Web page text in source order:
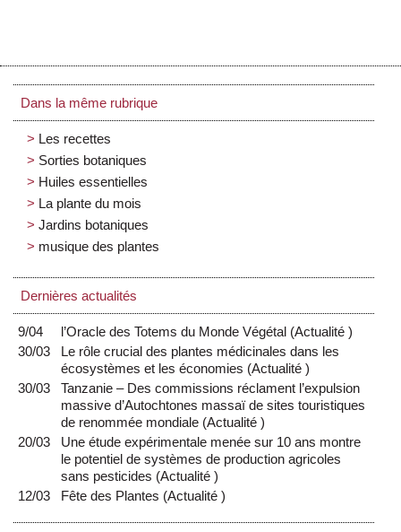
Dans la même rubrique
Les recettes
Sorties botaniques
Huiles essentielles
La plante du mois
Jardins botaniques
musique des plantes
Dernières actualités
9/04 l’Oracle des Totems du Monde Végétal (Actualité)
30/03
Le rôle crucial des plantes médicinales dans les
écosystèmes et les économies (Actualité)
30/03
Tanzanie – Des commissions réclament l’expulsion
massive d’Autochtones massaï de sites touristiques
de renommée mondiale (Actualité)
20/03
Une étude expérimentale menée sur 10 ans montre
le potentiel de systèmes de production agricoles
sans pesticides (Actualité)
12/03
Fête des Plantes (Actualité)